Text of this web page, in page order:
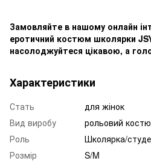
Замовляйте в нашому онлайн
еротичний костюм школярки
насолоджуйтеся цікавою, а
Характеристики
Стать
для жінок
Вид виробу
рольовий
Роль
Школярка/
Розмір
S/M